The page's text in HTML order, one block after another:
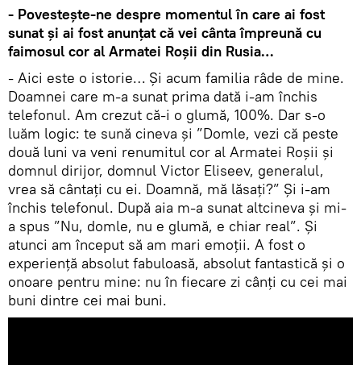
- Povestește-ne despre momentul în care ai fost
sunat și ai fost anunțat că vei cânta împreună cu
faimosul cor al Armatei Roșii din Rusia…
- Aici este o istorie… Și acum familia râde de mine.
Doamnei care m-a sunat prima dată i-am închis
telefonul. Am crezut că-i o glumă, 100%. Dar s-o
luăm logic: te sună cineva și ”Domle, vezi că peste
două luni va veni renumitul cor al Armatei Roșii și
domnul dirijor, domnul Victor Eliseev, generalul,
vrea să cântați cu ei. Doamnă, mă lăsați?” Și i-am
închis telefonul. După aia m-a sunat altcineva și mi-
a spus ”Nu, domle, nu e glumă, e chiar real”. Și
atunci am început să am mari emoții. A fost o
experiență absolut fabuloasă, absolut fantastică și o
onoare pentru mine: nu în fiecare zi cânți cu cei mai
buni dintre cei mai buni.